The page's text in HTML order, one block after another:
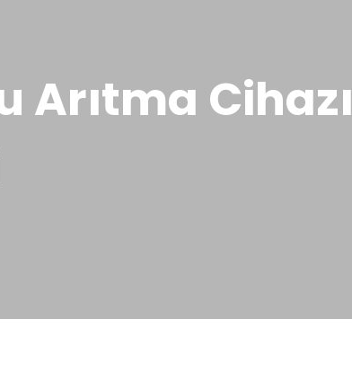
Arıtma Cihazı